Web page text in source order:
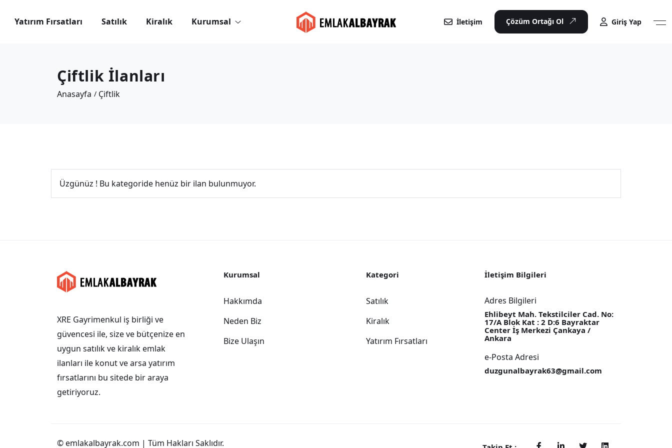
Yatırım Fırsatları Satılık Kiralık Kurumsal İletişim Çözüm Ortağı Ol Giriş Yap
Çiftlik İlanları
Anasayfa Çiftlik
Üzgünüz ! Bu kategoride henüz bir ilan bulunmuyor.
XRE Gayrimenkul iş birliği ve
güvencesi ile, size ve bütçenize en
uygun satılık ve kiralık emlak
ilanları ile konut ve arsa yatırım
fırsatlarını bu sitede bir araya
getiriyoruz.
Kurumsal
Hakkımda
Neden Biz
Bize Ulaşın
Kategori
Satılık
Kiralık
Yatırım Fırsatları
İletişim Bilgileri
Adres Bilgileri
Ehlibeyt Mah. Tekstilciler Cad. No:
17/A Blok Kat : 2 D:6 Bayraktar
Center İş Merkezi Çankaya /
Ankara
e-Posta Adresi
duzgunalbayrak63@gmail.com
© emlakalbayrak.com | Tüm Hakları Saklıdır.